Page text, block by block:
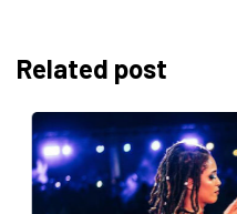
Related post